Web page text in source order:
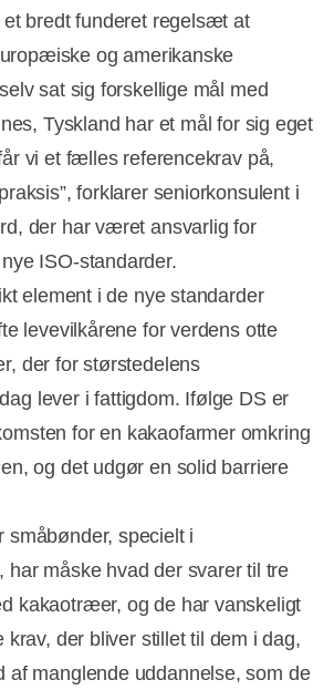
bredt funderet regelsæt at
og amerikanske
sat sig forskellige mål med
Tyskland har et mål for sig eget
vi et fælles referencekrav på,
forklarer seniorkonsulent i
der har været ansvarlig for
ISO-standarder.
element i de nye standarder
levevilkårene for verdens otte
der for størstedelens
lever i fattigdom. Ifølge DS er
for en kakaofarmer omkring
og det udgør en solid barriere
småbønder, specielt i
har måske hvad der svarer til tre
kakaotræer, og de har vanskeligt
krav, der bliver stillet til dem i dag,
af manglende uddannelse, som de